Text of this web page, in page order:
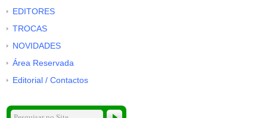
EDITORES
TROCAS
NOVIDADES
Área Reservada
Editorial / Contactos